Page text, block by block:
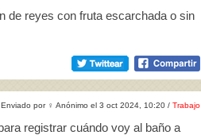
de reyes con fruta escarchada o sin
Enviado por ♀ Anónimo el 3 oct 2024, 10:20 / Trabajo
registrar cuándo voy al baño a